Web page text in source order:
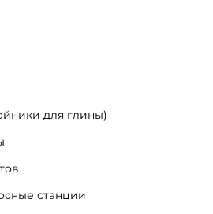
для глины)
станции